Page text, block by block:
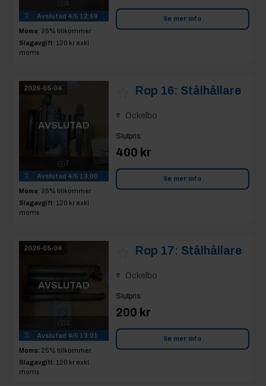
Avslutad 4/5 12:59
Moms: 25% tillkommer
Slagavgift: 120 kr exkl.
moms
Se mer info
2026-05-04
AVSLUTAD
7
Avslutad 4/5 13:00
Moms: 25% tillkommer
Slagavgift: 120 kr exkl.
moms
Rop 16: Stålhållare
Ockelbo
Slutpris:
400 kr
Se mer info
2026-05-04
AVSLUTAD
Avslutad 4/5 13:01
Moms: 25% tillkommer
Slagavgift: 120 kr exkl.
moms
Rop 17: Stålhållare
Ockelbo
Slutpris:
200 kr
Se mer info